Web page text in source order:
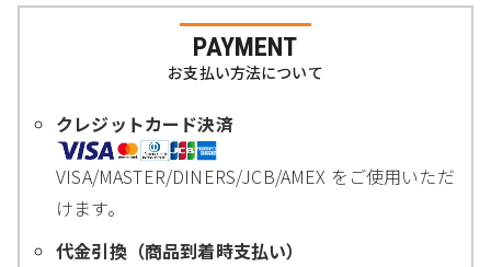
PAYMENT
お支払い方法について
クレジットカード決済
VISA/MASTER/DINERS/JCB/AMEX をご使用いただ
けます。
代金引換（商品到着時支払い）